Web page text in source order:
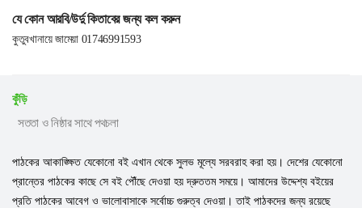
যে কোন আরবি/উর্দু কিতাবের জন্য কল করুন
কুতুবখানায়ে জামেয়া 01746991593
কুঁড়ি
সততা ও নিষ্ঠার সাথে পথচলা
পাঠকের আকাঙ্ক্ষিত যেকোনো বই এখান থেকে সুলভ মূল্যে সরবরাহ করা হয়। দেশের যেকোনো
প্রান্তের পাঠকের কাছে সে বই পৌঁছে দেওয়া হয় দ্রুততম সময়ে। আমাদের উদ্দেশ্য বইয়ের
প্রতি পাঠকের আবেগ ও ভালোবাসাকে সর্বোচ্চ গুরুত্ব দেওয়া। তাই পাঠকদের জন্য রয়েছে